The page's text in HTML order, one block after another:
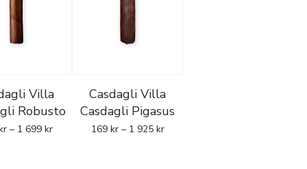
metod med
och kräver hög
republiken av
Kelner
Villa
Robusto
– 1 699 kr
Casdagli Villa
Casdagli Pigasus
169 kr – 1 925 kr